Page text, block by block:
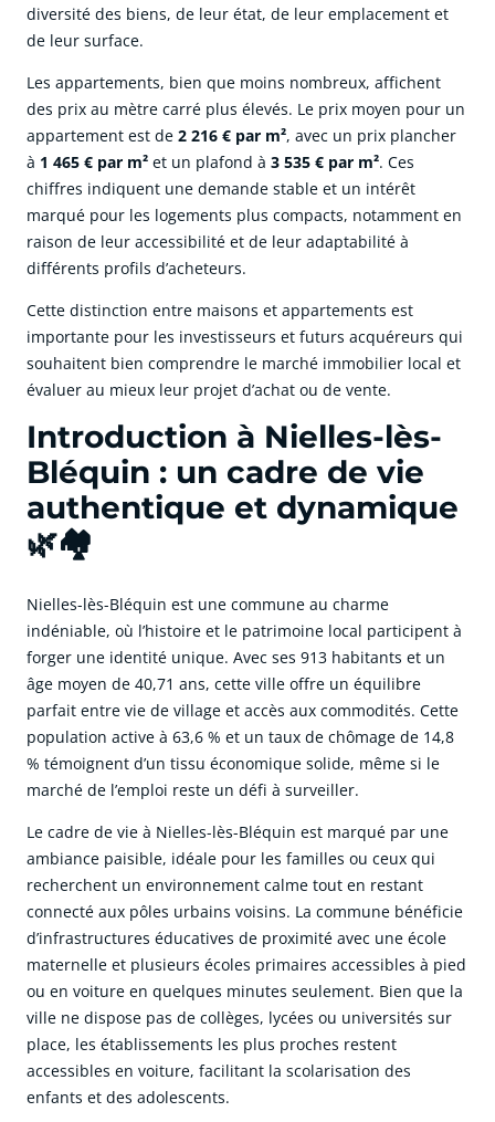
diversité des biens, de leur état, de leur emplacement et
de leur surface.
Les appartements, bien que moins nombreux, affichent
des prix au mètre carré plus élevés. Le prix moyen pour un
appartement est de 2 216 € par m², avec un prix plancher
à 1 465 € par m² et un plafond à 3 535 € par m². Ces
chiffres indiquent une demande stable et un intérêt
marqué pour les logements plus compacts, notamment en
raison de leur accessibilité et de leur adaptabilité à
différents profils d’acheteurs.
Cette distinction entre maisons et appartements est
importante pour les investisseurs et futurs acquéreurs qui
souhaitent bien comprendre le marché immobilier local et
évaluer au mieux leur projet d’achat ou de vente.
Introduction à Nielles-lès-
Bléquin : un cadre de vie
authentique et dynamique
🌿🏘️
Nielles-lès-Bléquin est une commune au charme
indéniable, où l’histoire et le patrimoine local participent à
forger une identité unique. Avec ses 913 habitants et un
âge moyen de 40,71 ans, cette ville offre un équilibre
parfait entre vie de village et accès aux commodités. Cette
population active à 63,6 % et un taux de chômage de 14,8
% témoignent d’un tissu économique solide, même si le
marché de l’emploi reste un défi à surveiller.
Le cadre de vie à Nielles-lès-Bléquin est marqué par une
ambiance paisible, idéale pour les familles ou ceux qui
recherchent un environnement calme tout en restant
connecté aux pôles urbains voisins. La commune bénéficie
d’infrastructures éducatives de proximité avec une école
maternelle et plusieurs écoles primaires accessibles à pied
ou en voiture en quelques minutes seulement. Bien que la
ville ne dispose pas de collèges, lycées ou universités sur
place, les établissements les plus proches restent
accessibles en voiture, facilitant la scolarisation des
enfants et des adolescents.